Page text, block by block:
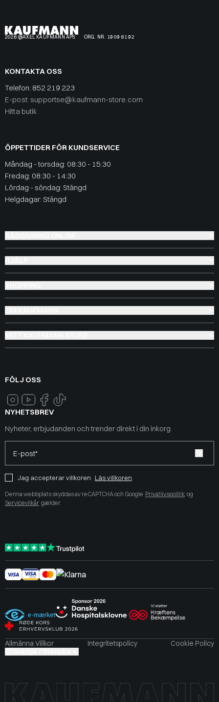
2026 @AXEL KAUFMANN APS ORG. NR. 19 09 81 92
KONTAKTA OSS
Telefon: 852 219 223
E-post: supportse@kaufmann-store.com
Hitta butik
ÖPPETTIDER FÖR KUNDSERVICE
Måndag - torsdag: 08:30 - 15:30
Fredag: 08:30 - 14:30
Lördag - söndag: Stängd
Helgdagar: Stängd
FÖLJ OSS
NYHETSBREV
Nyheter, erbjudanden och trender direkt i din inkorg
E-post*
Jag accepterar villkoren Läs villkoren
Denna webbplats skyddas av reCAPTCHA och Google Privatlivspolitik og
Servicevilkår gælder.
Allmänna Villkor Integritetspolicy
Cookie Policy